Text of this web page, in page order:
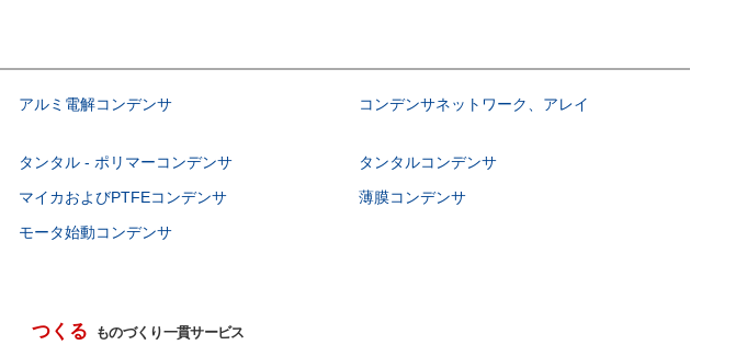
アルミ電解コンデンサ コンデンサネットワーク、アレイ
タンタル - ポリマーコンデンサ
タンタルコンデンサ
マイカおよびPTFEコンデンサ
薄膜コンデンサ
モータ始動コンデンサ
つくる ものづくり一貫サービス